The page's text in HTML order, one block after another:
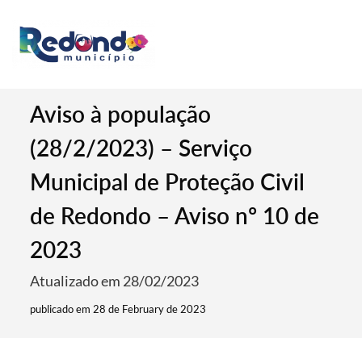
Aviso à população
(28/2/2023) – Serviço
Municipal de Proteção Civil
de Redondo – Aviso nº 10 de
2023
Atualizado em 28/02/2023
publicado em 28 de February de 2023